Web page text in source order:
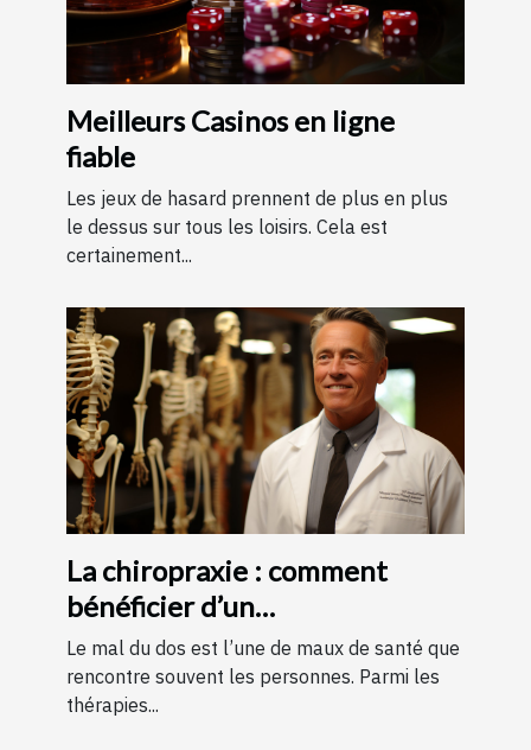
Meilleurs Casinos en ligne
fiable
Les jeux de hasard prennent de plus en plus
le dessus sur tous les loisirs. Cela est
certainement...
La chiropraxie : comment
bénéficier d’un
remboursement ?
Le mal du dos est l’une de maux de santé que
rencontre souvent les personnes. Parmi les
thérapies...